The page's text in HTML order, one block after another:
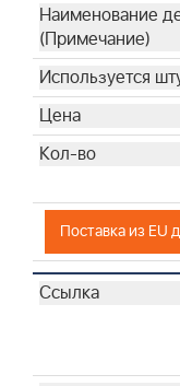
Поставка из EU